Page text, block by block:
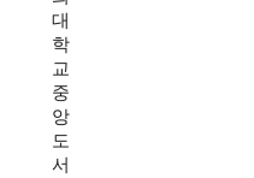
대
학
교
중
앙
도
서